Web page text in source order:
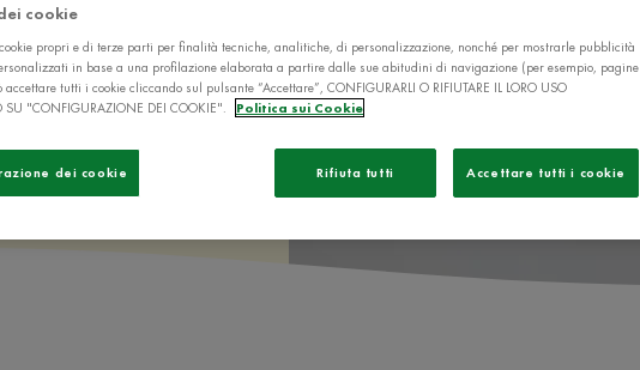
cookie
propri e di terze parti per finalità tecniche, analitiche, di personalizzazione, nonché per mostrarle pubblicità
in base a una profilazione elaborata a partire dalle sue abitudini di navigazione (per esempio, pagine
accettare tutti i cookie cliccando sul pulsante “Accettare”, CONFIGURARLI O RIFIUTARE IL LORO USO
SU "CONFIGURAZIONE DEI COOKIE".
Politica sui Cookie
Rifiuta tutti Accettare tutti i cookie
dei cookie